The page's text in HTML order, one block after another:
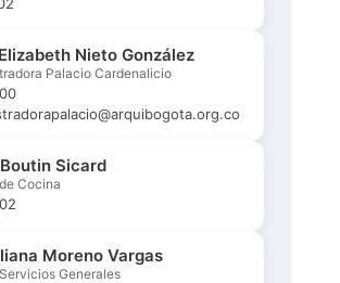
Nieto González
Palacio Cardenalicio
Sicard
Cocina
Moreno Vargas
Generales